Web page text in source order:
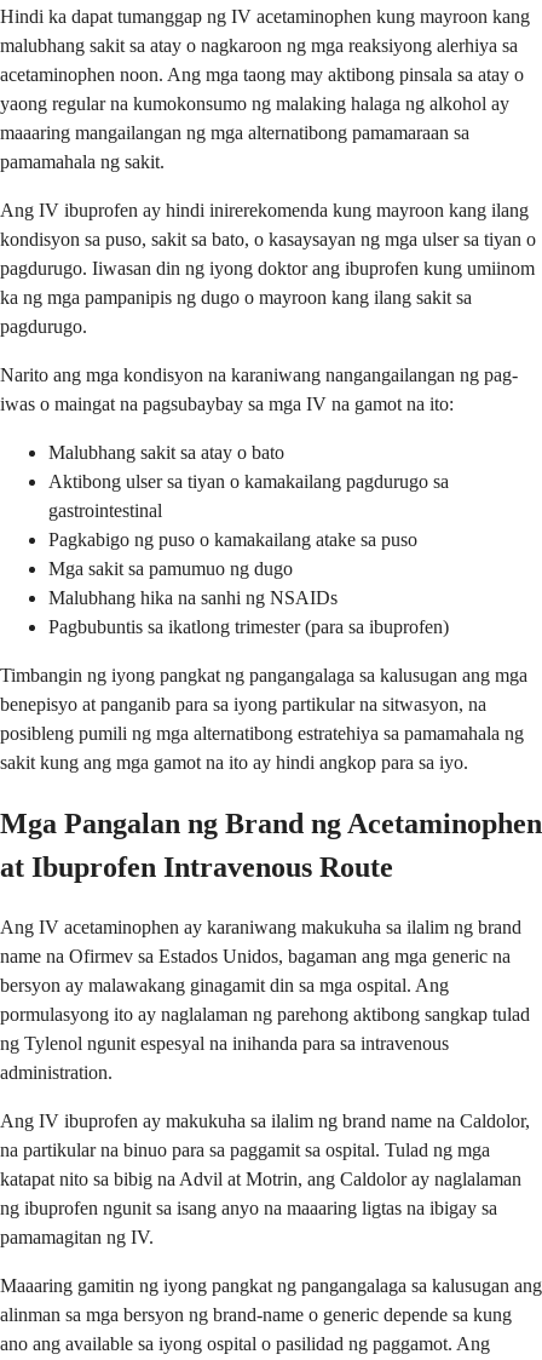
Hindi ka dapat tumanggap ng IV acetaminophen kung mayroon kang
malubhang sakit sa atay o nagkaroon ng mga reaksiyong alerhiya sa
acetaminophen noon. Ang mga taong may aktibong pinsala sa atay o
yaong regular na kumokonsumo ng malaking halaga ng alkohol ay
maaaring mangailangan ng mga alternatibong pamamaraan sa
pamamahala ng sakit.
Ang IV ibuprofen ay hindi inirerekomenda kung mayroon kang ilang
kondisyon sa puso, sakit sa bato, o kasaysayan ng mga ulser sa tiyan o
pagdurugo. Iiwasan din ng iyong doktor ang ibuprofen kung umiinom
ka ng mga pampanipis ng dugo o mayroon kang ilang sakit sa
pagdurugo.
Narito ang mga kondisyon na karaniwang nangangailangan ng pag-
iwas o maingat na pagsubaybay sa mga IV na gamot na ito:
Malubhang sakit sa atay o bato
Aktibong ulser sa tiyan o kamakailang pagdurugo sa
gastrointestinal
Pagkabigo ng puso o kamakailang atake sa puso
Mga sakit sa pamumuo ng dugo
Malubhang hika na sanhi ng NSAIDs
Pagbubuntis sa ikatlong trimester (para sa ibuprofen)
Timbangin ng iyong pangkat ng pangangalaga sa kalusugan ang mga
benepisyo at panganib para sa iyong partikular na sitwasyon, na
posibleng pumili ng mga alternatibong estratehiya sa pamamahala ng
sakit kung ang mga gamot na ito ay hindi angkop para sa iyo.
Mga Pangalan ng Brand ng Acetaminophen
at Ibuprofen Intravenous Route
Ang IV acetaminophen ay karaniwang makukuha sa ilalim ng brand
name na Ofirmev sa Estados Unidos, bagaman ang mga generic na
bersyon ay malawakang ginagamit din sa mga ospital. Ang
pormulasyong ito ay naglalaman ng parehong aktibong sangkap tulad
ng Tylenol ngunit espesyal na inihanda para sa intravenous
administration.
Ang IV ibuprofen ay makukuha sa ilalim ng brand name na Caldolor,
na partikular na binuo para sa paggamit sa ospital. Tulad ng mga
katapat nito sa bibig na Advil at Motrin, ang Caldolor ay naglalaman
ng ibuprofen ngunit sa isang anyo na maaaring ligtas na ibigay sa
pamamagitan ng IV.
Maaaring gamitin ng iyong pangkat ng pangangalaga sa kalusugan ang
alinman sa mga bersyon ng brand-name o generic depende sa kung
ano ang available sa iyong ospital o pasilidad ng paggamot. Ang